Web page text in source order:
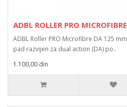
ADBL ROLLER PRO
ADBL Roller PRO Microfibre DA 125
pad razvijen za dual action (DA) po..
1.100,00 din